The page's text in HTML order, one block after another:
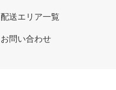
配送エリア一覧
お問い合わせ